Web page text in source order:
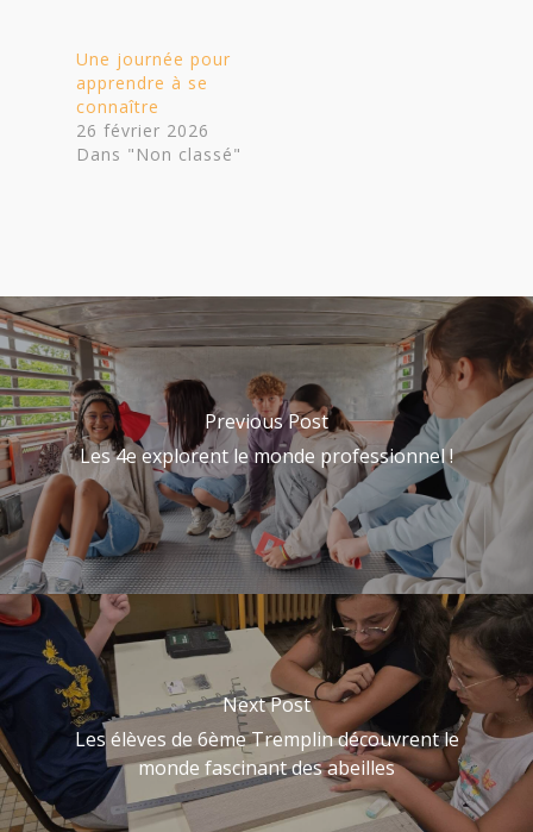
Une journée pour
apprendre à se
connaître
26 février 2026
Dans "Non classé"
Previous Post
Les 4e explorent le monde professionnel !
Next Post
Les élèves de 6ème Tremplin découvrent le
monde fascinant des abeilles